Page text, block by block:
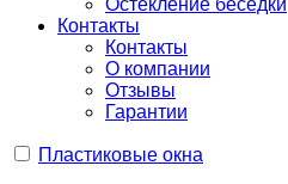
Остекление беседки
Контакты
Контакты
О компании
Отзывы
Гарантии
Пластиковые окна